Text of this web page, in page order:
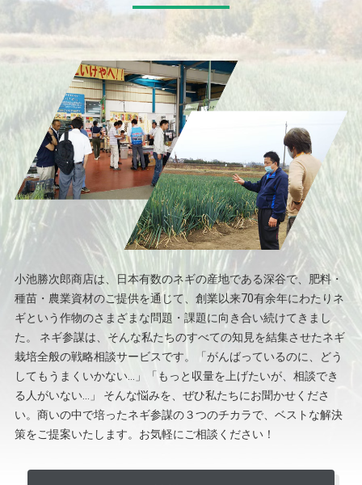
⼩池勝次郎商店は、⽇本有数のネギの産地である深⾕で、肥料・
種苗・農業資材のご提供を通じて、創業以来70有余年にわたりネ
ギという作物のさまざまな問題・課題に向き合い続けてきまし
た。 ネギ参謀は、そんな私たちのすべての知⾒を結集させたネギ
栽培全般の戦略相談サービスです。「がんばっているのに、どう
してもうまくいかない…」「もっと収量を上げたいが、相談でき
る⼈がいない…」 そんな悩みを、ぜひ私たちにお聞かせくださ
い。商いの中で培ったネギ参謀の３つのチカラで、ベストな解決
策をご提案いたします。お気軽にご相談ください！